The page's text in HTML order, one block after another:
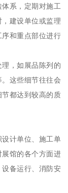
系，定期对施工
建设单位或监理
和重点部位进行
，如展品陈列的
这些细节往往会
都达到较高的质
计单位、施工单
馆的各个方面进
备运行、消防安